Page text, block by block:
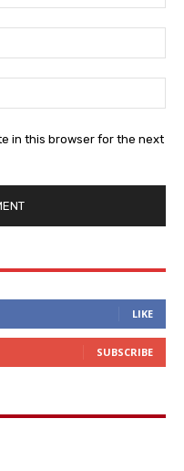
in this browser for the next
LIKE
SUBSCRIBE